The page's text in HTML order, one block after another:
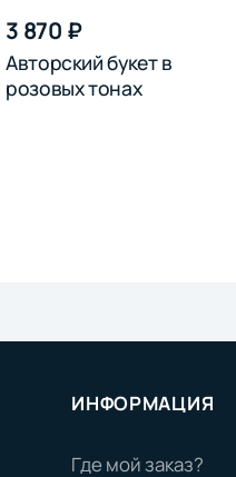
3 870 ₽
Авторский букет в
розовых тонах
ИНФОРМАЦИЯ
Где мой заказ?